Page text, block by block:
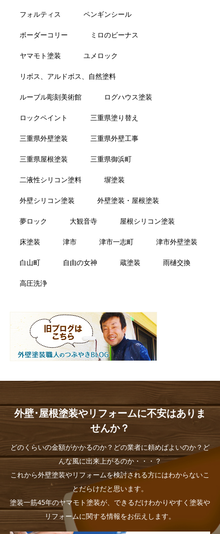
フォルティス ペンギンシール
ボーダーコリー ミロのビーナス
ヤマモト塗装 ユメロック
リボス、アルドボス、自然塗料
ルーブル彫刻美術館 ログハウス塗装
ロックペイント 三重県塗り替え
三重県外壁塗装 三重県外壁工事
三重県屋根塗装 三重県御浜町
二液性シリコン塗料 塀塗装
外壁シリコン塗装 外壁塗装・屋根塗装
夢ロック 大観音寺 屋根シリコン塗装
床塗装 津市 津市一志町 津市外壁塗装
白山町 自由の女神 蔵塗装 雨樋交換
高圧洗浄
外壁･屋根塗装やリフォームに不安はありま
せんか？
どのくらいの金額がかかるのか？どの業者に頼めばよいのか？ど
んな風に出来上がるのか・・・？
これから外壁塗装やリフォームを検討される方にはわからないこ
とだらけだと思います。
塗装一筋45年のヤマモト塗装が、できるだけわかりやすく塗装や
リフォームに関する情報をお伝えします。